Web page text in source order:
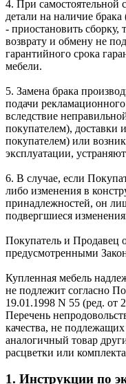
4. При самостоятельной
детали на наличие
- приостановить сборку,
возврату и обмену не
гарантийного срока
мебели.
5. Замена брака
подачи
вследствие
покупателем), доставки
покупателем) или
эксплуатации,
6. В случае, если
либо изменения в
принадлежностей, он
подвергшиеся
Покупатель и Продавец
предусмотренными
Купленная мебель
не подлежит согласно
19.01.1998 N 55 (ред. от
Перечень
качества, не
аналогичный товар
расцветки или
1. Инструкции по